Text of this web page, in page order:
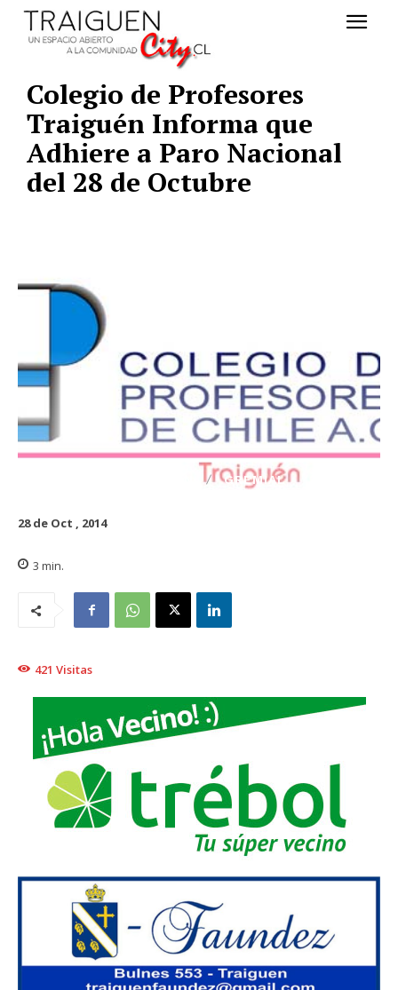
Colegio de Profesores
Traiguén Informa que
Adhiere a Paro Nacional
del 28 de Octubre
GREMIAL
28 de Oct , 2014
3 min.
421 Visitas